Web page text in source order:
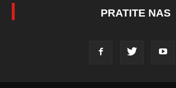
PRATITE NAS